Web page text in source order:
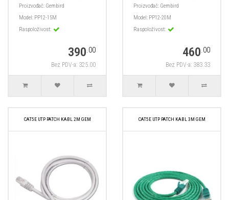
Proizvođač: Gembird
Model: PP12-15M
Raspoloživost:
390.00
Bez PDV-a: 325.00
Proizvođač: Gembird
Model: PP12-20M
Raspoloživost:
460.00
Bez PDV-a: 383.33
CAT5E UTP PATCH KABL 2M GEM CAT5E UTP PATCH KABL 3M GEM